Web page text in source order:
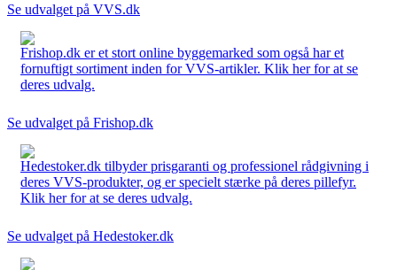
Se udvalget på VVS.dk
Frishop.dk er et stort online byggemarked som også har et
fornuftigt sortiment inden for VVS-artikler. Klik her for at se
deres udvalg.
Se udvalget på Frishop.dk
Hedestoker.dk tilbyder prisgaranti og professionel rådgivning i
deres VVS-produkter, og er specielt stærke på deres pillefyr.
Klik her for at se deres udvalg.
Se udvalget på Hedestoker.dk